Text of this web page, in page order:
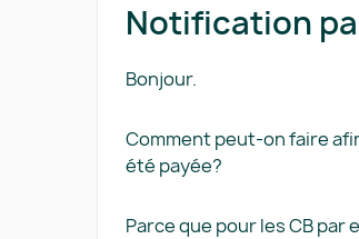
Notification
Bonjour.
Comment peut-on faire
été payée?
Parce que pour les CB par